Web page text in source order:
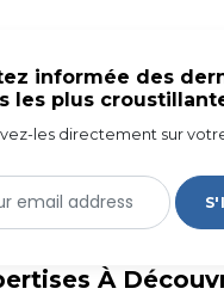
informée des
les plus
les directement sur
À